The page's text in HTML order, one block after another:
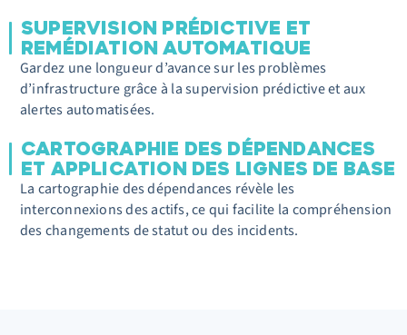
SUPERVISION PRÉDICTIVE ET
REMÉDIATION AUTOMATIQUE
Gardez une longueur d’avance sur les problèmes
d’infrastructure grâce à la supervision prédictive et aux
alertes automatisées.
CARTOGRAPHIE DES DÉPENDANCES
ET APPLICATION DES LIGNES DE BASE
La cartographie des dépendances révèle les
interconnexions des actifs, ce qui facilite la compréhension
des changementsde statutou des incidents.